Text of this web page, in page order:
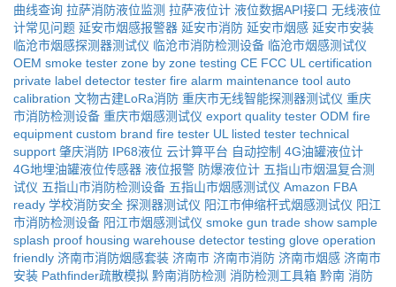
曲线查询 拉萨消防液位监测 拉萨液位计 液位数据API接口 无线液位
计常见问题 延安市烟感报警器 延安市消防 延安市烟感 延安市安装
临沧市烟感探测器测试仪 临沧市消防检测设备 临沧市烟感测试仪
OEM smoke tester zone by zone testing CE FCC UL certification
private label detector tester fire alarm maintenance tool auto
calibration 文物古建LoRa消防 重庆市无线智能探测器测试仪 重庆
市消防检测设备 重庆市烟感测试仪 export quality tester ODM fire
equipment custom brand fire tester UL listed tester technical
support 肇庆消防 IP68液位 云计算平台 自动控制 4G油罐液位计
4G地埋油罐液位传感器 液位报警 防爆液位计 五指山市烟温复合测
试仪 五指山市消防检测设备 五指山市烟感测试仪 Amazon FBA
ready 学校消防安全 探测器测试仪 阳江市伸缩杆式烟感测试仪 阳江
市消防检测设备 阳江市烟感测试仪 smoke gun trade show sample
splash proof housing warehouse detector testing glove operation
friendly 济南市消防烟感套装 济南市 济南市消防 济南市烟感 济南市
安装 Pathfinder疏散模拟 黔南消防检测 消防检测工具箱 黔南 消防